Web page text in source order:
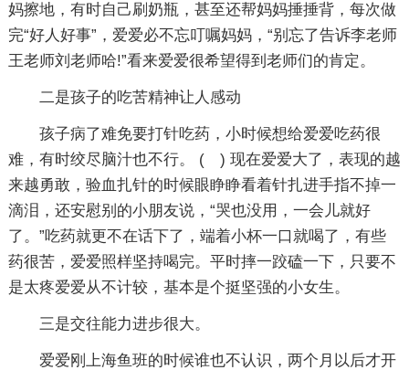
妈擦地，有时自己刷奶瓶，甚至还帮妈妈捶捶背，每次做
完“好人好事”，爱爱必不忘叮嘱妈妈，“别忘了告诉李老师
王老师刘老师哈!”看来爱爱很希望得到老师们的肯定。
二是孩子的吃苦精神让人感动
孩子病了难免要打针吃药，小时候想给爱爱吃药很
难，有时绞尽脑汁也不行。 ( ) 现在爱爱大了，表现的越
来越勇敢，验血扎针的时候眼睁睁看着针扎进手指不掉一
滴泪，还安慰别的小朋友说，“哭也没用，一会儿就好
了。”吃药就更不在话下了，端着小杯一口就喝了，有些
药很苦，爱爱照样坚持喝完。平时摔一跤磕一下，只要不
是太疼爱爱从不计较，基本是个挺坚强的小女生。
三是交往能力进步很大。
爱爱刚上海鱼班的时候谁也不认识，两个月以后才开